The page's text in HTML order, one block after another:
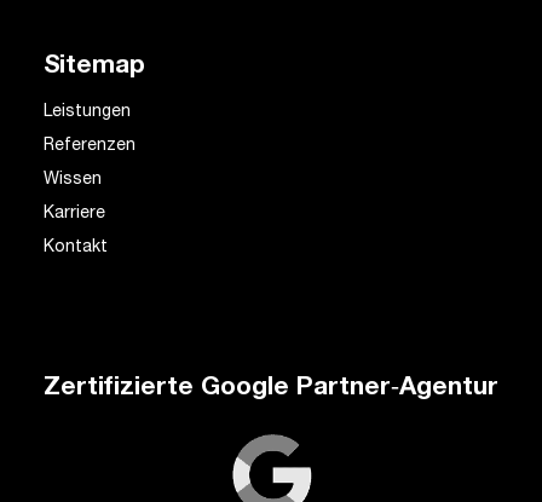
Sitemap
Leistungen
Referenzen
Wissen
Karriere
Kontakt
Zertifizierte Google Partner‑Agentur